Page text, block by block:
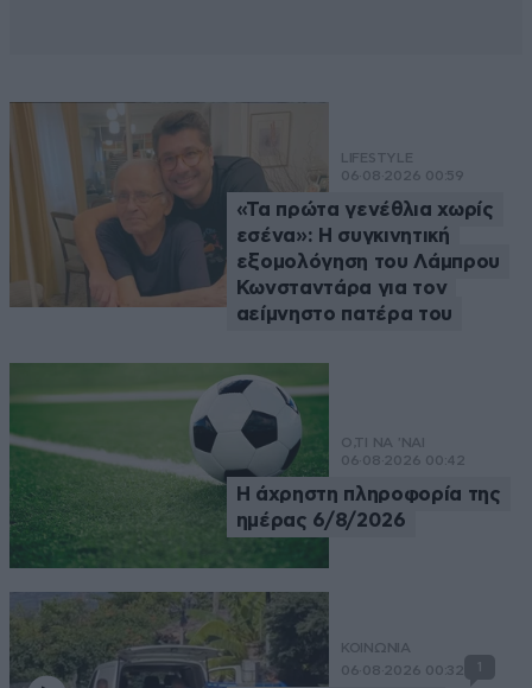
LIFESTYLE
06·08·2026 00:59
«Τα πρώτα γενέθλια χωρίς
εσένα»: Η συγκινητική
εξομολόγηση του Λάμπρου
Κωνσταντάρα για τον
αείμνηστο πατέρα του
Ο,ΤΙ ΝΑ 'ΝΑΙ
06·08·2026 00:42
Η άχρηστη πληροφορία της
ημέρας 6/8/2026
ΚΟΙΝΩΝΙΑ
06·08·2026 00:32
1